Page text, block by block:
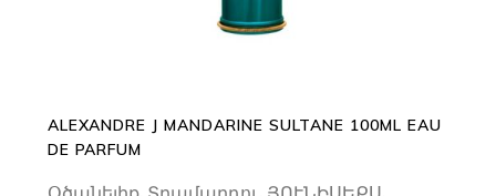
ALEXANDRE J MANDARINE SULTANE 100ML EAU
DE PARFUM